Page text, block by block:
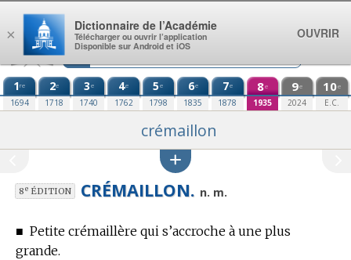
Aller au contenu
1re
1694
2e
1718
3e
1740
4e
1762
5e
1798
6e
1835
7e
1878
8e
1935
9e
2024
10e
E.C.
crémaillon
8eÉDITION CRÉMAILLON. n. m.
■ Petite crémaillère qui s’accroche à une plus
grande.
×
Dictionnaire de l’Académie
Télécharger ou ouvrir l’application
Disponible sur Android et iOS
OUVRIR